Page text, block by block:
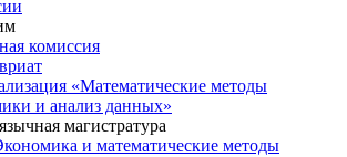
комиссия
«Математические методы
и анализ данных»
магистратура
и математические методы